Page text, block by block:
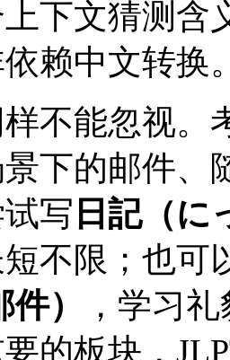
下文猜测含
赖中文转换
不能忽视。
下的邮件、
写 日記（
不限；也可
）
，学习
的板块，